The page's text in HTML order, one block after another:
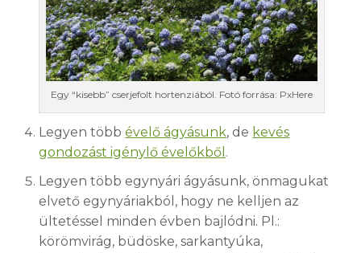
Egy “kisebb” cserjefolt hortenziából. Fotó forrása: PxHere
Legyen többévelő ágyásunk, de kevés
gondozást igénylő évelőkből .
Legyen több egynyári ágyásunk, önmagukat
elvető egynyáriakból, hogy ne kelljen az
ültetéssel minden évben bajlódni. Pl.:
körömvirág, büdöske, sarkantyúka,